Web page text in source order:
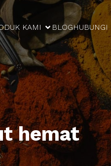
KAMI BLOGHUBUNGI
hemat